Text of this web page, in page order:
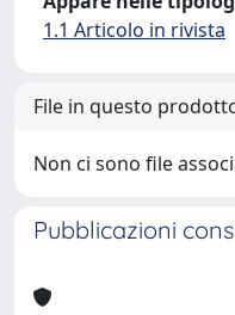
1.1 Articolo in rivista
File in questo
Non ci sono file
Pubblicazioni